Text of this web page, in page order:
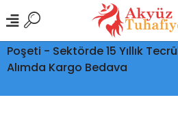
Ptt Kargo İle Tüm Türkiye'ye
Poşeti - Sektörde 15 Yıllık
Alımda Kargo Bedava